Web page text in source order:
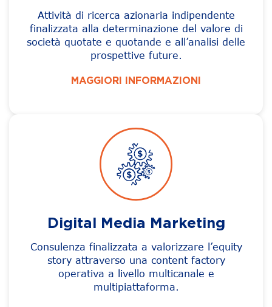
Attività di ricerca azionaria indipendente
finalizzata alla determinazione del valore di
società quotate e quotande e all’analisi delle
prospettive future.
MAGGIORI INFORMAZIONI
Digital Media Marketing
Consulenza finalizzata a valorizzare l’equity
story attraverso una content factory
operativa a livello multicanale e
multipiattaforma.